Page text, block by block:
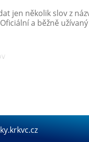
jen několik slov z
a běžně